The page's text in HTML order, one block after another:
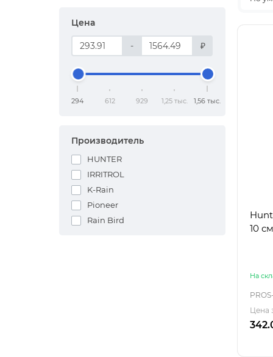
Цена
- ₽
294 612 929 1,25 тыс. 1,56 тыс.
Производитель
HUNTER
IRRITROL
K-Rain
Pioneer
Rain Bird
10
На
Цена